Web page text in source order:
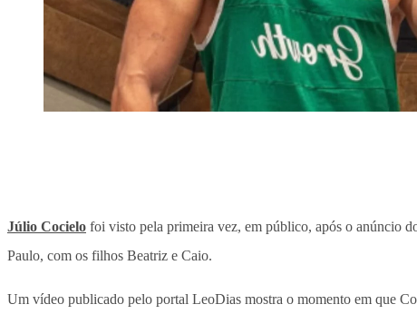
Júlio Cocielo foi visto pela primeira vez, em público, após o anúncio
Paulo, com os filhos Beatriz e Caio.
Um vídeo publicado pelo portal LeoDias mostra o momento em que